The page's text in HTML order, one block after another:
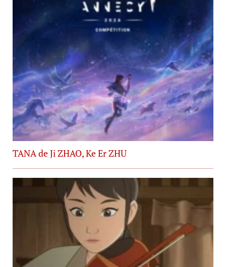
TANA de Ji ZHAO, Ke Er ZHU